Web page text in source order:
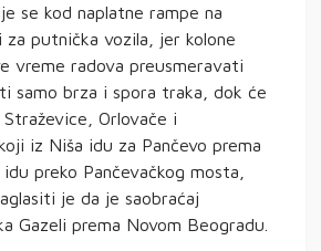
se kod naplatne rampe na
putnička vozila, jer kolone
vreme radova preusmeravati
samo brza i spora traka, dok će
Orlovače i
iz Niša idu za Pančevo prema
preko Pančevačkog mosta,
je da je saobraćaj
Gazeli prema Novom Beogradu.